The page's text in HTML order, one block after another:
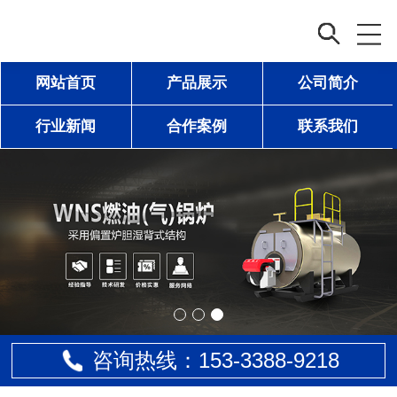
网站首页 产品展示 公司简介
行业新闻 合作案例 联系我们
咨询热线：153-3388-9218